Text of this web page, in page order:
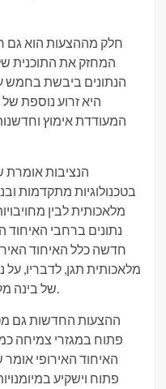
חלק מההצעות הוא גם
המחזק את התוכנית
הנתונים ביבשת בחמש
היא זרוע נוספת של
המעודדת אימוץ
הנציבות
בטכנולוגיות מתקדמות
מלאכותית לבין
נתונים ברחבי האיחוד
חדשה כלל האיחוד
מלאכותית תגן, לדבריו,
של בינה מלאכותית וטכנולוגיית ענן מתקדמת.
ההצעות החדשות גם
פתוח במגזרי צמיחה
האיחוד האירופי
פתוח וישקיע